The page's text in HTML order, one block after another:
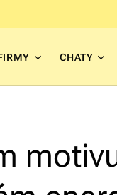
CHATY